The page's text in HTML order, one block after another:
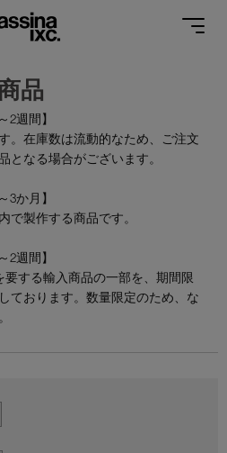
品
2週間】
。在庫数は流動的なため、ご注文
となる場合がございます。
3か月】
で製作する商品です。
2週間】
する輸入商品の一部を、期間限
ております。数量限定のため、な